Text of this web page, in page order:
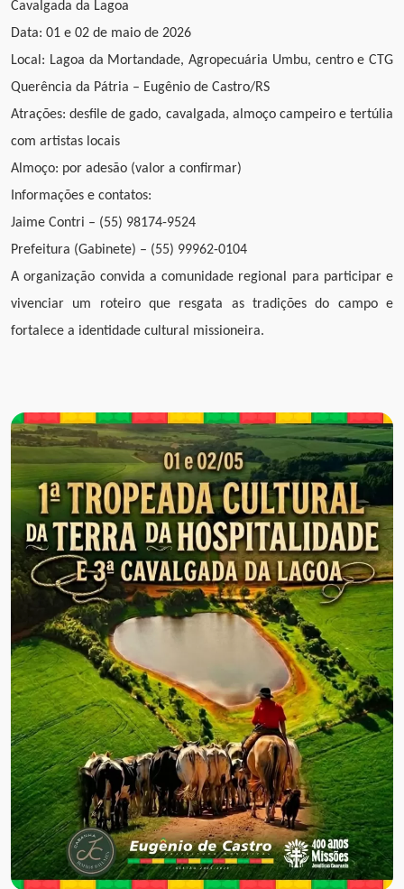
Cavalgada da Lagoa
Data: 01 e 02 de maio de 2026
Local: Lagoa da Mortandade, Agropecuária Umbu, centro e CTG
Querência da Pátria – Eugênio de Castro/RS
Atrações: desfile de gado, cavalgada, almoço campeiro e tertúlia
com artistas locais
Almoço: por adesão (valor a confirmar)
Informações e contatos:
Jaime Contri – (55) 98174-9524
Prefeitura (Gabinete) – (55) 99962-0104
A organização convida a comunidade regional para participar e
vivenciar um roteiro que resgata as tradições do campo e
fortalece a identidade cultural missioneira.